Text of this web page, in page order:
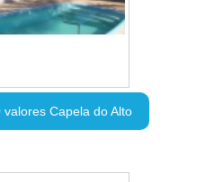
Capela do Alto